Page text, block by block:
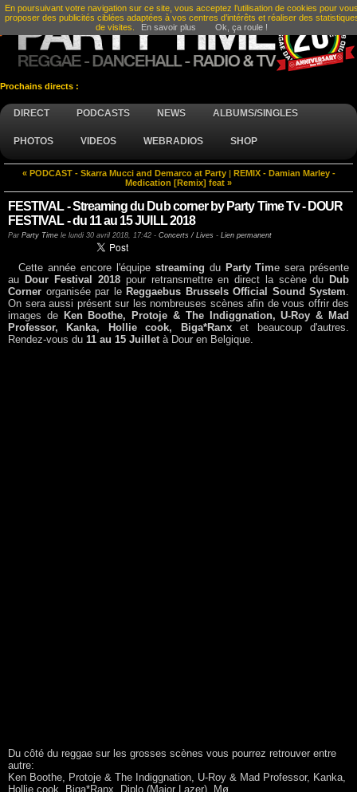
Prochains directs :
DIRECT PODCASTS NEWS ALBUMS/SINGLES
PHOTOS VIDEOS WEBRADIOS SHOP
« PODCAST - Skarra Mucci and Demarco at Party
REMIX - Damian Marley -
Medication [Remix] feat »
FESTIVAL - Streaming du Dub corner by Party Time Tv - DOUR
FESTIVAL - du 11 au 15 JUILL 2018
Par Party Time le lundi 30 avril 2018, 17:42 - Concerts / Lives - Lien permanent
Cette année encore l'équipe streaming du Party Time sera présente
au Dour Festival 2018pour retransmettre en direct la scène du Dub
Corner organisée par le Reggaebus Brussels Official Sound System.
On sera aussi présent sur les nombreuses scènes afin de vous offrir des
images deKen Boothe, Protoje & The Indiggnation, U-Roy & Mad
Professor, Kanka, Hollie cook, Biga*Ranxet beaucoup d'autres.
Rendez-vous du 11 au 15 Juilletà Dour en Belgique.
Du côté du reggae sur les grosses scènes vous pourrez retrouver entre
autre:
Ken Boothe, Protoje & The Indiggnation, U-Roy & Mad Professor, Kanka,
Hollie cook, Biga*Ranx, Diplo (Major Lazer), Mø...
En poursuivant votre navigation sur ce site, vous acceptez l’utilisation de cookies pour
proposer des publicités ciblées adaptées à vos centres d’intérêts et réaliser des
de visites.
En savoir plus Ok, ça roule !